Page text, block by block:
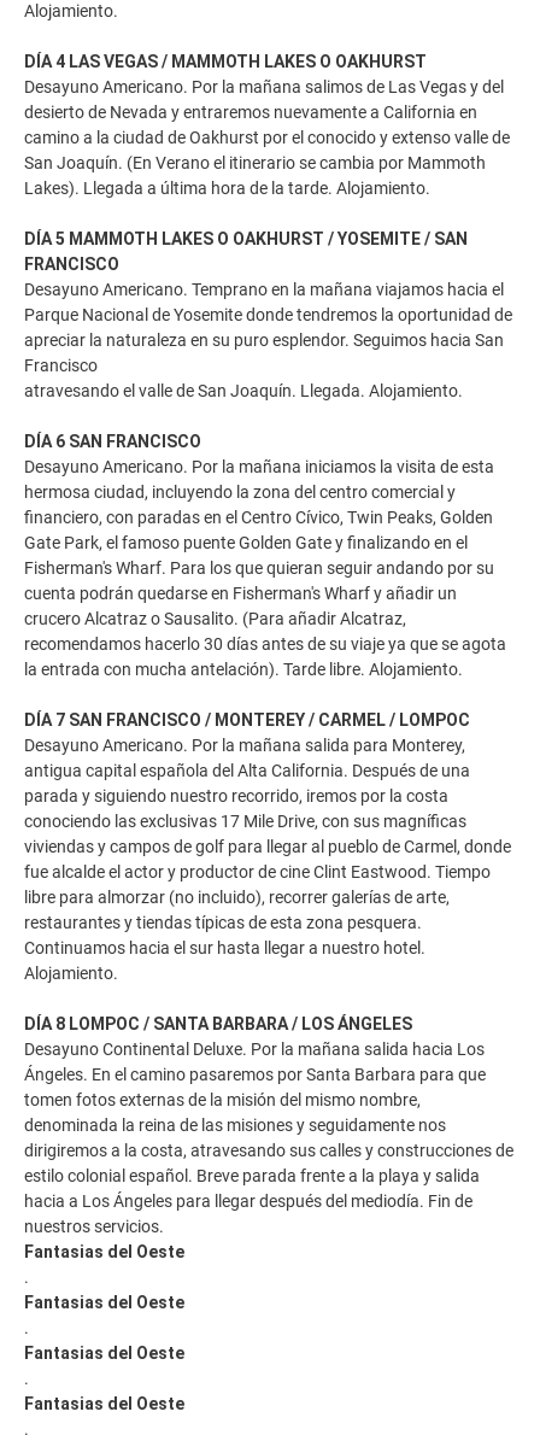
Alojamiento.
DÍA 4 LAS VEGAS / MAMMOTH LAKES O OAKHURST
Desayuno Americano. Por la mañana salimos de Las Vegas y del
desierto de Nevada y entraremos nuevamente a California en
camino a la ciudad de Oakhurst por el conocido y extenso valle de
San Joaquín. (En Verano el itinerario se cambia por Mammoth
Lakes). Llegada a última hora de la tarde. Alojamiento.
DÍA 5 MAMMOTH LAKES O OAKHURST / YOSEMITE / SAN
FRANCISCO
Desayuno Americano. Temprano en la mañana viajamos hacia el
Parque Nacional de Yosemite donde tendremos la oportunidad de
apreciar la naturaleza en su puro esplendor. Seguimos hacia San
Francisco
atravesando el valle de San Joaquín. Llegada. Alojamiento.
DÍA 6 SAN FRANCISCO
Desayuno Americano. Por la mañana iniciamos la visita de esta
hermosa ciudad, incluyendo la zona del centro comercial y
financiero, con paradas en el Centro Cívico, Twin Peaks, Golden
Gate Park, el famoso puente Golden Gate y finalizando en el
Fisherman's Wharf. Para los que quieran seguir andando por su
cuenta podrán quedarse en Fisherman's Wharf y añadir un
crucero Alcatraz o Sausalito. (Para añadir Alcatraz,
recomendamos hacerlo 30 días antes de su viaje ya que se agota
la entrada con mucha antelación). Tarde libre. Alojamiento.
DÍA 7 SAN FRANCISCO / MONTEREY / CARMEL / LOMPOC
Desayuno Americano. Por la mañana salida para Monterey,
antigua capital española del Alta California. Después de una
parada y siguiendo nuestro recorrido, iremos por la costa
conociendo las exclusivas 17 Mile Drive, con sus magníficas
viviendas y campos de golf para llegar al pueblo de Carmel, donde
fue alcalde el actor y productor de cine Clint Eastwood. Tiempo
libre para almorzar (no incluido), recorrer galerías de arte,
restaurantes y tiendas típicas de esta zona pesquera.
Continuamos hacia el sur hasta llegar a nuestro hotel.
Alojamiento.
DÍA 8 LOMPOC / SANTA BARBARA / LOS ÁNGELES
Desayuno Continental Deluxe. Por la mañana salida hacia Los
Ángeles. En el camino pasaremos por Santa Barbara para que
tomen fotos externas de la misión del mismo nombre,
denominada la reina de las misiones y seguidamente nos
dirigiremos a la costa, atravesando sus calles y construcciones de
estilo colonial español. Breve parada frente a la playa y salida
hacia a Los Ángeles para llegar después del mediodía. Fin de
nuestros servicios.
Fantasias del Oeste
.
Fantasias del Oeste
.
Fantasias del Oeste
.
Fantasias del Oeste
.